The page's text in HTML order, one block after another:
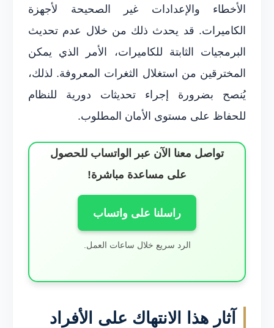
الأخطاء والإعدادات غير الصحيحة لأجهزة
الكاميرات. قد يحدث ذلك من خلال عدم تحديث
البرمجيات الثابتة للكاميرات، الأمر الذي يمكن
المخترقين من استغلال الثغرات المعروفة. لذلك،
يُنصح بضرورة إجراء تحديثات دورية للنظام
للحفاظ على مستوى الأمان المطلوب.
تواصل معنا الآن عبر الواتساب للحصول
على مساعدة مباشرة!
راسلنا على واتساب
الرد سريع خلال ساعات العمل.
آثار هذا الانتهاك على الأفراد